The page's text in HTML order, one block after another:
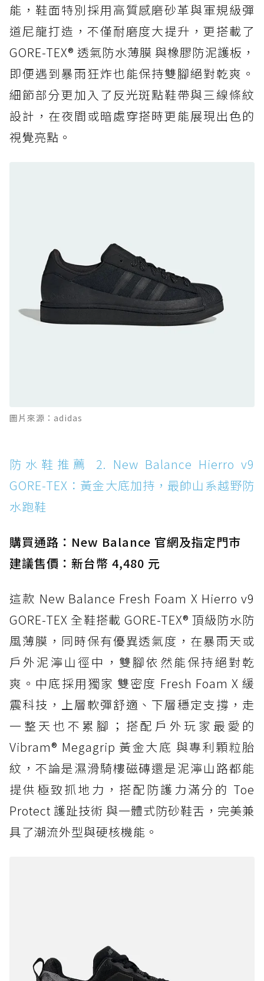
頂
防水鞋推薦 6. HOKA Stinson Evo GTX：越野
復刻厚底，GORE-TEX 防水與增高神器一次滿
防水鞋推薦 7. Timberland Motion Access：
黃靴同級頂級防水，輕量化工裝健走鞋雨天必備
防水鞋推薦 7. Timberland Motion Access：
黃靴同級頂級防水，輕量化工裝健走鞋雨天必備
防水鞋推薦 10. PUMA Voyage NITRO™ 4
GORE-TEX：氮氣中底注入，回彈與防滑兼具的
全天候越野跑鞋
防水鞋推薦 11. On Cloudhorizon 2 WP：腳
感軟彈、搭載 Missiongrip™ 的防水輕越野鞋
Boot：馬汀首款雨靴登場，經典八孔加上全防
防水鞋推薦 14. SKECHERS BADGER
WATERPROOF：一踩即穿懶人神器！搭載固特
異大底與全防水厚底健走鞋
防水鞋推薦 15. Brooks Cascadia 19 GTX：注
能，鞋面特別採用高質感磨砂革與軍規級彈
道尼龍打造，不僅耐磨度大提升，更搭載了
GORE-TEX® 透氣防水薄膜 與橡膠防泥護板，
即便遇到暴雨狂炸也能保持雙腳絕對乾爽。
細節部分更加入了反光斑點鞋帶與三線條紋
設計，在夜間或暗處穿搭時更能展現出色的
視覺亮點。
圖片來源：adidas
防水鞋推薦 2. New Balance Hierro v9
GORE-TEX：黃金大底加持，最帥山系越野防
水跑鞋
購買通路：New Balance 官網及指定門市
建議售價：新台幣 4,480 元
這款 New Balance Fresh Foam X Hierro v9
GORE-TEX 全鞋搭載 GORE-TEX® 頂級防水防
風薄膜，同時保有優異透氣度，在暴雨天或
戶外泥濘山徑中，雙腳依然能保持絕對乾
爽。中底採用獨家 雙密度 Fresh Foam X 緩
震科技，上層軟彈舒適、下層穩定支撐，走
一整天也不累腳；搭配戶外玩家最愛的
Vibram® Megagrip 黃金大底 與專利顆粒胎
紋，不論是濕滑騎樓磁磚還是泥濘山路都能
提供極致抓地力，搭配防護力滿分的 Toe
Protect 護趾技術 與一體式防砂鞋舌，完美兼
具了潮流外型與硬核機能。